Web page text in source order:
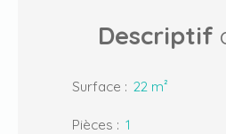
Descriptif
Surface : 22 m²
Pièces : 1